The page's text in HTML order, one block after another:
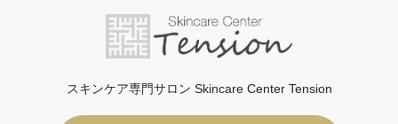
スキンケア専門サロン Skincare Center Tension